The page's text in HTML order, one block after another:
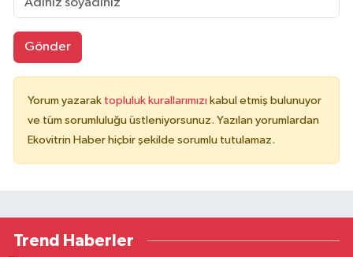
Gönder
Yorum yazarak topluluk kurallarımızı kabul etmiş bulunuyor
ve tüm sorumluluğu üstleniyorsunuz. Yazılan yorumlardan
Ekovitrin Haber hiçbir şekilde sorumlu tutulamaz.
Trend Haberler